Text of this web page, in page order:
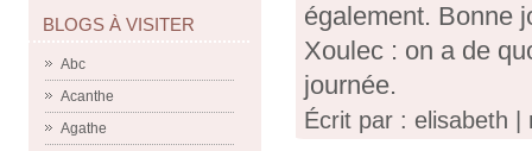
BLOGS À VISITER
Abc
Acanthe
Agathe
également. Bonne
Xoulec : on a de
journée.
Écrit par : elisabeth |